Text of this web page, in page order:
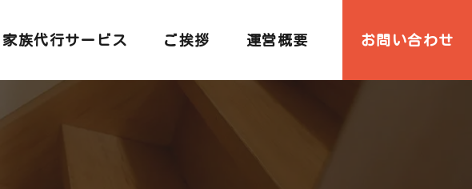
家族代行サービス ご挨拶 運営概要 お問い合わせ